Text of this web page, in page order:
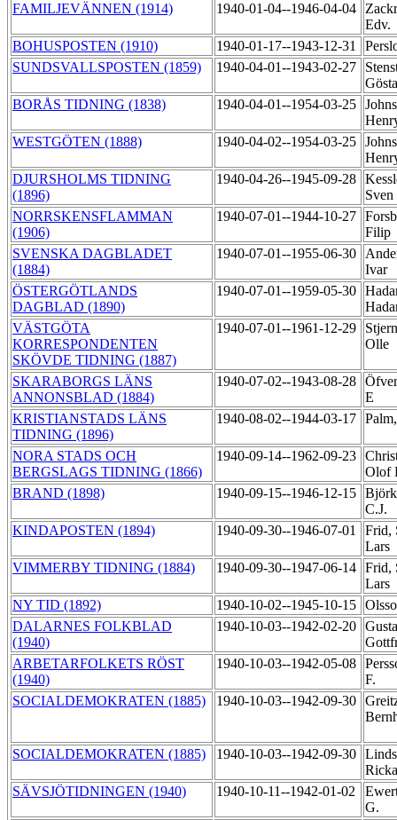
FAMILJEVÄNNEN (1914)
1940-01-04--1946-04-04
Edv.
BOHUSPOSTEN (1910)
1940-01-17--1943-12-31
SUNDSVALLSPOSTEN (1859)
1940-04-01--1943-02-27
BORÅS TIDNING (1838)
1940-04-01--1954-03-25
WESTGÖTEN (1888)
1940-04-02--1954-03-25
DJURSHOLMS TIDNING
(1896)
1940-04-26--1945-09-28
Sven
NORRSKENSFLAMMAN
(1906)
1940-07-01--1944-10-27
Filip
SVENSKA DAGBLADET
(1884)
1940-07-01--1955-06-30
Ivar
ÖSTERGÖTLANDS
DAGBLAD (1890)
1940-07-01--1959-05-30
VÄSTGÖTA
KORRESPONDENTEN
SKÖVDE TIDNING (1887)
1940-07-01--1961-12-29
Olle
SKARABORGS LÄNS
ANNONSBLAD (1884)
1940-07-02--1943-08-28
E
KRISTIANSTADS LÄNS
TIDNING (1896)
1940-08-02--1944-03-17
NORA STADS OCH
BERGSLAGS TIDNING (1866)
1940-09-14--1962-09-23
Olof
BRAND (1898)
1940-09-15--1946-12-15
C.J.
KINDAPOSTEN (1894)
1940-09-30--1946-07-01
Frid,
Lars
VIMMERBY TIDNING (1884)
1940-09-30--1947-06-14 Frid,
Lars
NY TID (1892)
1940-10-02--1945-10-15
DALARNES FOLKBLAD
(1940)
1940-10-03--1942-02-20
ARBETARFOLKETS RÖST
(1940)
1940-10-03--1942-05-08
F.
SOCIALDEMOKRATEN (1885)
1940-10-03--1942-09-30
SOCIALDEMOKRATEN (1885) 1940-10-03--1942-09-30
SÄVSJÖTIDNINGEN (1940)
1940-10-11--1942-01-02
G.